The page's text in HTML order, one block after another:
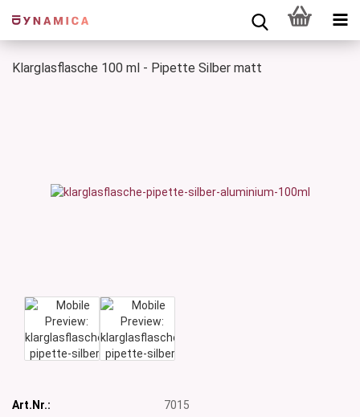
Klarglasflasche 100 ml - Pipette Silber matt
Art.Nr.:
7015